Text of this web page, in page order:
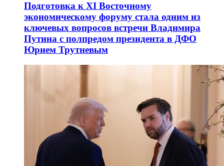
Подготовка к XI Восточному
экономическому форуму стала одним из
ключевых вопросов встречи Владимира
Путина с полпредом президента в ДФО
Юрием Трутневым